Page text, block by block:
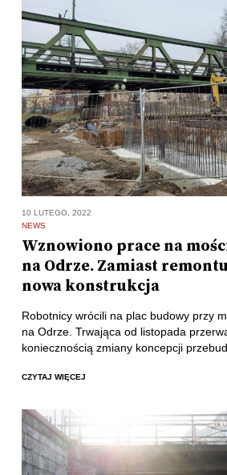
10 LUTEGO, 2022
NEWS
Wznowiono prace na
na Odrze. Zamiast
nowa konstrukcja
Robotnicy wrócili na plac budowy przy
na Odrze. Trwająca od listopada
koniecznością zmiany koncepcji
CZYTAJ WIĘCEJ